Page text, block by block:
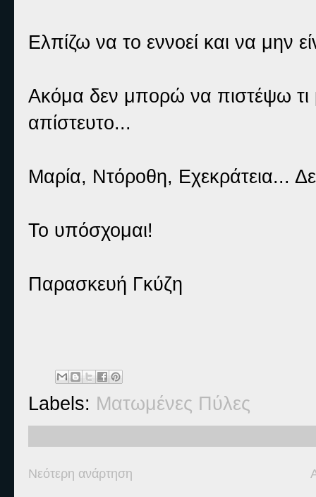
Ελπίζω να το εννοεί και να μην
Ακόμα δεν μπορώ να πιστέψω τι
απίστευτο...
Μαρία, Ντόροθη, Εχεκράτεια...
Το υπόσχομαι!
Παρασκευή Γκύζη
Labels: Ματωμένες Πύλες
Νεότερη ανάρτηση